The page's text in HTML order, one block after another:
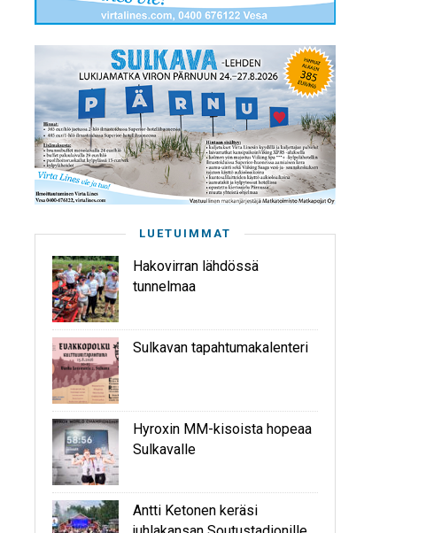
LUETUIMMAT
Hakovirran lähdössä
tunnelmaa
Sulkavan tapahtumakalenteri
Hyroxin MM-kisoista hopeaa
Sulkavalle
Antti Ketonen keräsi